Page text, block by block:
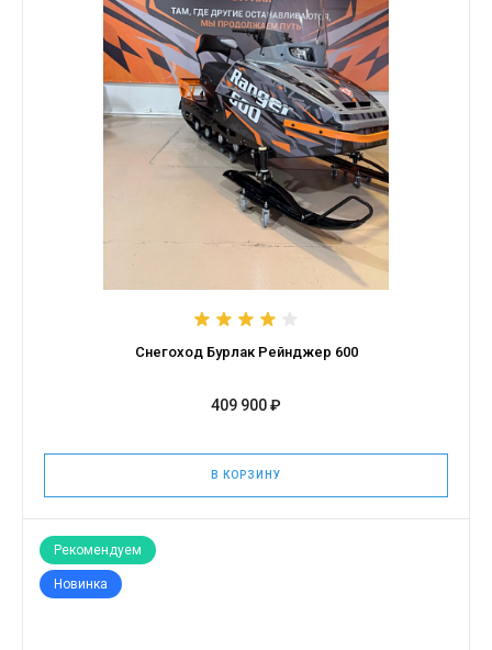
Снегоход Бурлак Рейнджер 600
409 900 ₽
В КОРЗИНУ
Рекомендуем
Новинка